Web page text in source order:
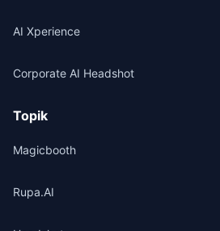
AI Xperience
Corporate AI Headshot
Topik
Magicbooth
Rupa.AI